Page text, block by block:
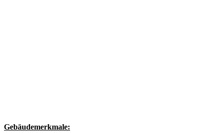
Gebäudemerkmale: